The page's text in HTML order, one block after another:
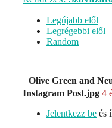
Legújabb elől
Legrégebbi elől
Random
Olive Green and
Instagram Post.jpg 4
Jelentkezz be és